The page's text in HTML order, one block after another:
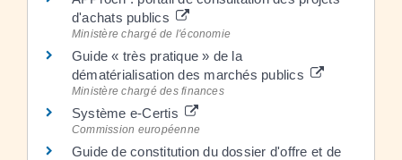
d'achats publics
Ministère chargé de l'économie
Guide « très pratique » de la
dématérialisation des marchés publics
Ministère chargé des finances
Système e-Certis
Commission européenne
Guide de constitution du dossier d'offre et de